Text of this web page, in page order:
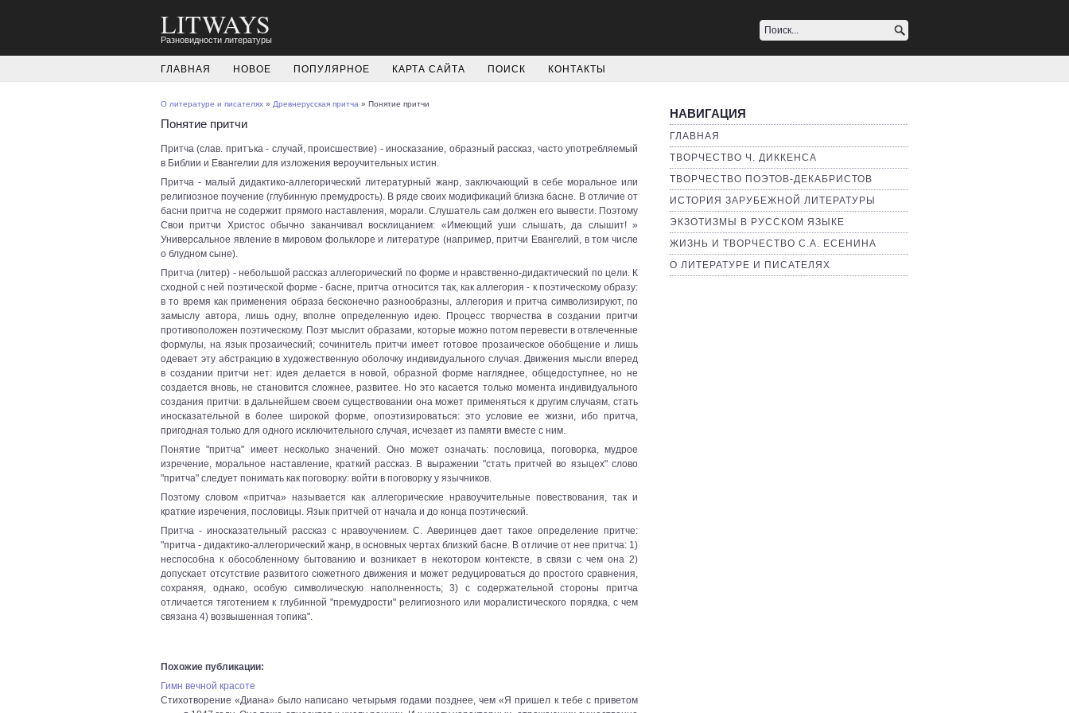
LITWAYS
Разновидности литературы
ГЛАВНАЯ НОВОЕ ПОПУЛЯРНОЕ КАРТА САЙТА ПОИСК КОНТАКТЫ
НАВИГАЦИЯ
ГЛАВНАЯ
ТВОРЧЕСТВО Ч. ДИККЕНСА
ТВОРЧЕСТВО ПОЭТОВ-ДЕКАБРИСТОВ
ИСТОРИЯ ЗАРУБЕЖНОЙ ЛИТЕРАТУРЫ
ЭКЗОТИЗМЫ В РУССКОМ ЯЗЫКЕ
ЖИЗНЬ И ТВОРЧЕСТВО С.А. ЕСЕНИНА
О ЛИТЕРАТУРЕ И ПИСАТЕЛЯХ
О литературе и писателях » Древнерусская притча » Понятие притчи
Понятие притчи
Притча (слав. притъка - случай, происшествие) - иносказание, образный рассказ, часто употребляемый
в Библии и Евангелии для изложения вероучительных истин.
Притча - малый дидактико-аллегорический литературный жанр, заключающий в себе моральное или
религиозное поучение (глубинную премудрость). В ряде своих модификаций близка басне. В отличие от
басни притча не содержит прямого наставления, морали. Слушатель сам должен его вывести. Поэтому
Свои притчи Христос обычно заканчивал восклицанием: «Имеющий уши слышать, да слышит! »
Универсальное явление в мировом фольклоре и литературе (например, притчи Евангелий, в том числе
о блудном сыне).
Притча (литер) - небольшой рассказ аллегорический по форме и нравственно-дидактический по цели. К
сходной с ней поэтической форме - басне, притча относится так, как аллегория - к поэтическому образу:
в то время как применения образа бесконечно разнообразны, аллегория и притча символизируют, по
замыслу автора, лишь одну, вполне определенную идею. Процесс творчества в создании притчи
противоположен поэтическому. Поэт мыслит образами, которые можно потом перевести в отвлеченные
формулы, на язык прозаический; сочинитель притчи имеет готовое прозаическое обобщение и лишь
одевает эту абстракцию в художественную оболочку индивидуального случая. Движения мысли вперед
в создании притчи нет: идея делается в новой, образной форме нагляднее, общедоступнее, но не
создается вновь, не становится сложнее, развитее. Но это касается только момента индивидуального
создания притчи: в дальнейшем своем существовании она может применяться к другим случаям, стать
иносказательной в более широкой форме, опоэтизироваться: это условие ее жизни, ибо притча,
пригодная только для одного исключительного случая, исчезает из памяти вместе с ним.
Понятие "притча" имеет несколько значений. Оно может означать: пословица, поговорка, мудрое
изречение, моральное наставление, краткий рассказ. В выражении "стать притчей во языцех" слово
"притча" следует понимать как поговорку: войти в поговорку у язычников.
Поэтому словом «притча» называется как аллегорические нравоучительные повествования, так и
краткие изречения, пословицы. Язык притчей от начала и до конца поэтический.
Притча - иносказательный рассказ с нравоучением. С. Аверинцев дает такое определение притче:
"притча - дидактико-аллегорический жанр, в основных чертах близкий басне. В отличие от нее притча: 1)
неспособна к обособленному бытованию и возникает в некотором контексте, в связи с чем она 2)
допускает отсутствие развитого сюжетного движения и может редуцироваться до простого сравнения,
сохраняя, однако, особую символическую наполненность; 3) с содержательной стороны притча
отличается тяготением к глубинной "премудрости" религиозного или моралистического порядка, с чем
связана 4) возвышенная топика".
Похожие публикации:
Гимн вечной красоте
Стихотворение «Диана» было написано четырьмя годами позднее, чем «Я пришел к тебе с приветом